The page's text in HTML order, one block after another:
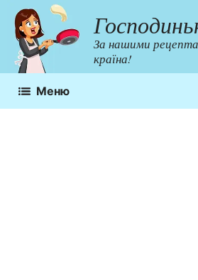
Перейти
до
контенту
За нашими
країна!
Меню